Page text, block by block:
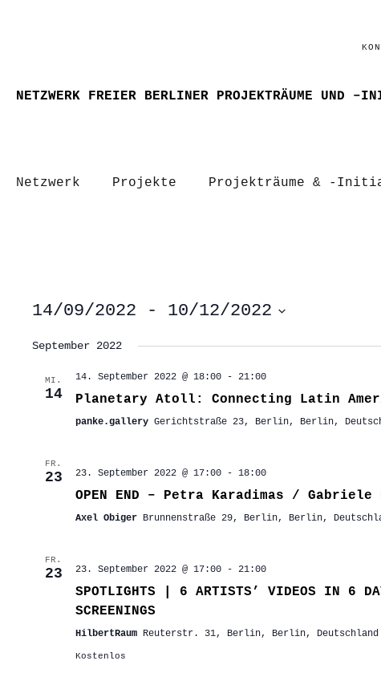
NETZWERK FREIER BERLINER PROJEKTRÄUME UND
Netzwerk Projekte Projekträume & -
14/09/2022 - 10/12/2022
wählen.
September 2022
MI.
14
14. September 2022 @ 18:00- 21:00
Planetary Atoll: Connecting Latin
panke.gallery Gerichtstraße 23, Berlin, Berlin,
FR.
23 23. September 2022 @ 17:00- 18:00
OPEN END – Petra Karadimas / Gabriele
Axel Obiger Brunnenstraße 29, Berlin, Berlin,
FR.
23 23. September 2022 @ 17:00- 21:00
SPOTLIGHTS | 6 ARTISTS’ VIDEOS IN 6
SCREENINGS
HilbertRaum Reuterstr. 31, Berlin, Berlin, Deutschland
Kostenlos